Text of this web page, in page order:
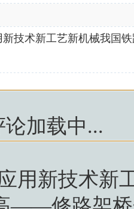
新技术新工艺新机械我国
论加载中...
用新技术新